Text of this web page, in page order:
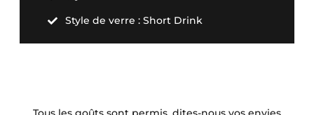
 Style de verre : Short Drink